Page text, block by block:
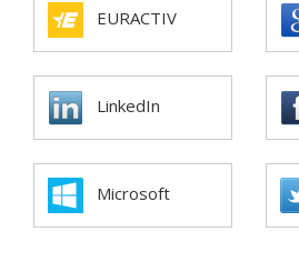
EURACTIV
LinkedIn
Microsoft